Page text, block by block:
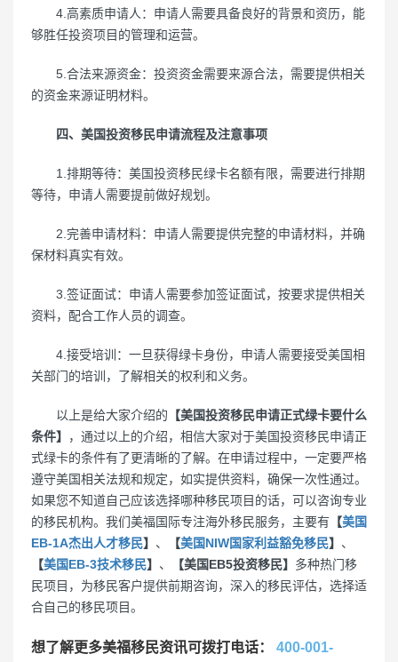
4.高素质申请人：申请人需要具备良好的背景和资历，能
够胜任投资项目的管理和运营。
5.合法来源资金：投资资金需要来源合法，需要提供相关
的资金来源证明材料。
四、美国投资移民申请流程及注意事项
1.排期等待：美国投资移民绿卡名额有限，需要进行排期
等待，申请人需要提前做好规划。
2.完善申请材料：申请人需要提供完整的申请材料，并确
保材料真实有效。
3.签证面试：申请人需要参加签证面试，按要求提供相关
资料，配合工作人员的调查。
4.接受培训：一旦获得绿卡身份，申请人需要接受美国相
关部门的培训，了解相关的权利和义务。
以上是给大家介绍的 【美国投资移民申请正式绿卡要什么
条件】
，通过以上的介绍，相信大家对于美国投资移民申请正
式绿卡的条件有了更清晰的了解。在申请过程中，一定要严格
遵守美国相关法规和规定，如实提供资料，确保一次性通过。
如果您不知道自己应该选择哪种移民项目的话，可以咨询专业
的移民机构。我们美福国际专注海外移民服务，主要有 【美国
EB-1A杰出人才移民】 、 【美国NIW国家利益豁免移民】 、
【美国EB-3技术移民】 、 【美国EB5投资移民】 多种热门移
民项目，为移民客户提供前期咨询，深入的移民评估，选择适
合自己的移民项目。
想了解更多美福移民资讯可拨打电话： 400-001-